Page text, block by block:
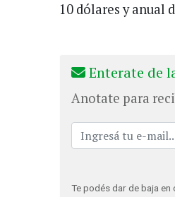
10 dólares y anual
Enterate de
Anotate para
Te podés dar de baja en